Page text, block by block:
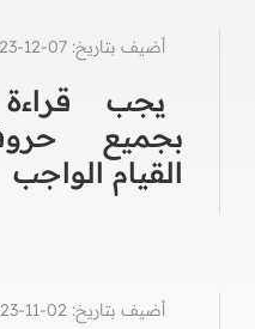
أضيف بتاريخ: 07-12-2023
يجب قراءة
بجميع
القيام الواجب
أضيف بتاريخ: 02-11-2023